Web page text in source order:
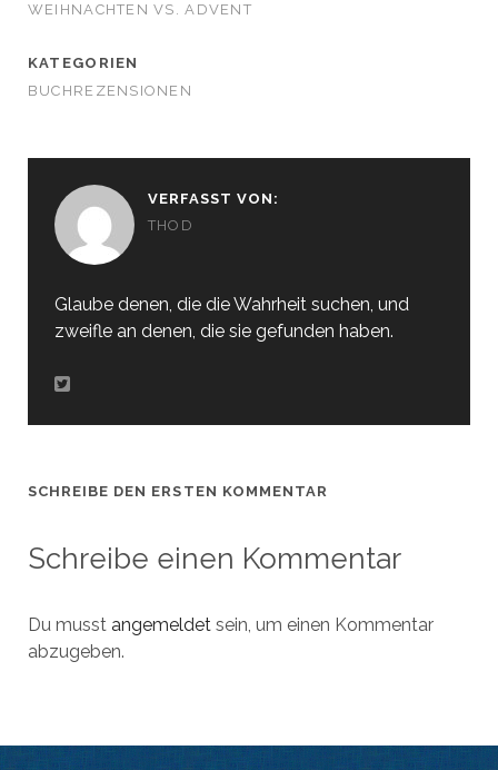
WEIHNACHTEN VS. ADVENT
KATEGORIEN
BUCHREZENSIONEN
VERFASST VON:
THOD
Glaube denen, die die Wahrheit suchen, und
zweifle an denen, die sie gefunden haben.
SCHREIBE DEN ERSTEN KOMMENTAR
Schreibe einen Kommentar
Du musst angemeldetsein, um einen Kommentar
abzugeben.